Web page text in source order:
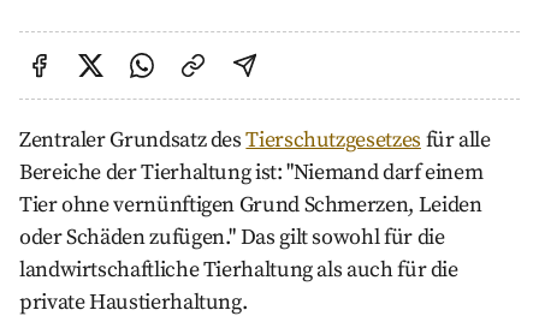
Auf Facebook teilen
Auf Twitter teilen
Per Link teilen
shareViaEmail
Zentraler Grundsatz desTierschutzgesetzes für alle
Bereiche der Tierhaltung ist: "Niemand darf einem
Tier ohne vernünftigen Grund Schmerzen, Leiden
oder Schäden zufügen." Das gilt sowohl für die
landwirtschaftliche Tierhaltung als auch für die
private Haustierhaltung.